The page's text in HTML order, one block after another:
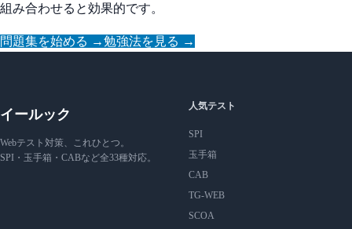
組み合わせると効果的です。
問題集を始める →勉強法を見る →
イールック
Webテスト対策、これひとつ。
SPI・玉手箱・CABなど全33種対応。
人気テスト
SPI
玉手箱
CAB
TG-WEB
SCOA